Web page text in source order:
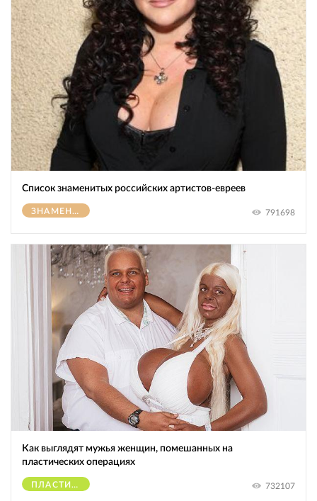
Список знаменитых российских артистов-евреев
ЗНАМЕНИТОСТИ 791698
Как выглядят мужья женщин, помешанных на
пластических операциях
ПЛАСТИЧЕСКИЕ ОПЕРАЦИИ 732107